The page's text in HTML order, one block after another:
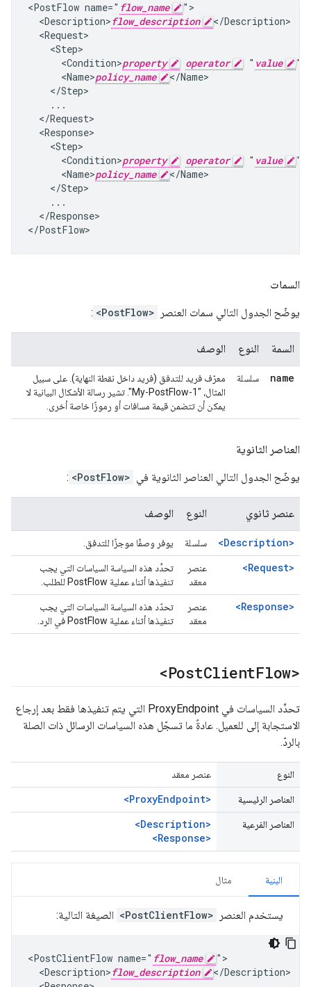
<PostFlow name=" flow_name
">
  <Description>
flow_description
</Description>
  <Request>
    <Step>
      <Condition>
property operator " value
      <Name>
policy_name
</Name>
    </Step>
    ...
  </Request>
  <Response>
    <Step>
      <Condition>
property operator " value
      <Name>
policy_name
</Name>
    </Step>
    ...
  </Response>
</PostFlow>
السمات
يوضّح الجدول التالي سمات العنصر <PostFlow>
:
السمة النوع الوصف
name سلسلة
معرّف فريد للتدفق (فريد داخل نقطة النهاية). على سبيل
المثال، "My-PostFlow-1". تشير رسالة الأشكال البيانية لا
يمكن أن تتضمن قيمة مسافات أو رموزًا خاصة أخرى.
العناصر الثانوية
يوضّح الجدول التالي العناصر الثانوية في <PostFlow>
:
عنصر ثانوي النوع الوصف
<Description> سلسلة يوفر وصفًا موجزًا للتدفق.
<Request>
عنصر
معقد
تحدِّد هذه السياسة السياسات التي يجب
تنفيذها أثناء عملية PostFlow للطلب.
<Response>
عنصر
معقد
تحدّد هذه السياسة السياسات التي يجب
تنفيذها أثناء عملية PostFlow في الرد.
<PostClientFlow>
تحدِّد السياسات في ProxyEndpoint التي يتم تنفيذها فقط بعد إرجاع
الاستجابة إلى للعميل. عادةً ما تسجّل هذه السياسات الرسائل ذات الصلة
بالردّ.
النوع عنصر معقد
العناصر الرئيسية <ProxyEndpoint>
العناصر الفرعية
<Description>
<Response>
البنية مثال
يستخدم العنصر <PostClientFlow> الصيغة التالية:
<PostClientFlow name=" flow_name
">
  <Description>
flow_description
</Description>